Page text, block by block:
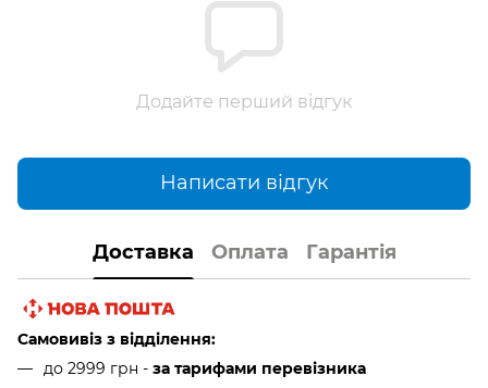
Додайте перший відгук
Написати відгук
Доставка Оплата Гарантія
Самовивіз з відділення:
до 2999 грн - за тарифами перевізника